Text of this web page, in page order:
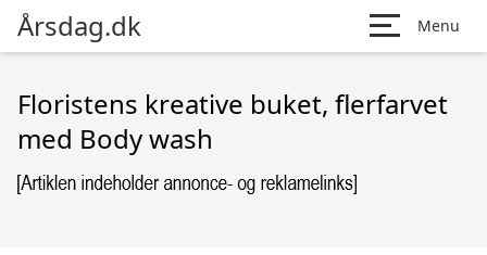
Årsdag.dk Menu
Floristens kreative buket, flerfarvet
med Body wash